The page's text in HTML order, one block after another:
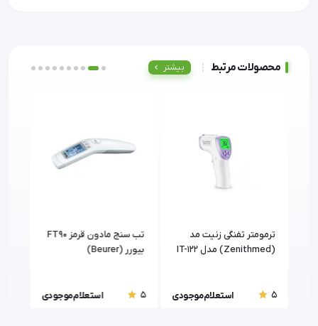
محصولات مرتبط بیشتر
ترمومتر تفنگی زنیت مد
(Zenithmed) مدل IT-122
5 استعلام موجودی
تب سنج مادون قرمز FT90
بیورر (Beurer)
5 استعلام موجودی